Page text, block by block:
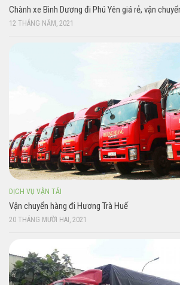
Chành xe Bình Dương đi Phú Yên giá rẻ, vận
12 THÁNG NĂM, 2021
DỊCH VỤ VẬN TẢI
Vận chuyển hàng đi Hương Trà Huế
20 THÁNG MƯỜI HAI, 2021